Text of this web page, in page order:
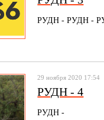
РУДН - РУДН -
29 ноября 2020 17:54
РУДН - 4
РУДН -